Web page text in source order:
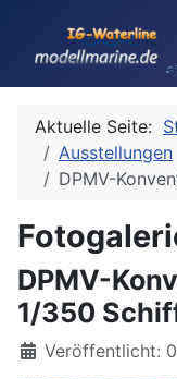
Aktuelle Seite:
Ausstellungen
DPMV-
DPMV-
1/350
Details
Veröffentlicht: